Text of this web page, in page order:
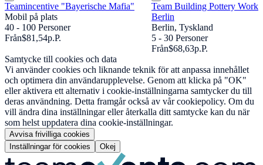
Teamincentive "Bayerische Mafia"
Mobil på plats
40 - 100 Personer
Från$81,54p.P.
Team Building Pottery
Berlin
Berlin, Tyskland
5 - 30 Personer
Från$68,63p.P.
Samtycke till cookies och data
Vi använder cookies och liknande teknik för att anpassa innehållet
och optimera din användarupplevelse. Genom att klicka på "OK"
eller aktivera ett alternativ i cookie-inställningarna samtycker du till
deras användning. Detta framgår också av vår cookiepolicy. Om du
vill ändra dina inställningar eller återkalla ditt samtycke kan du när
som helst uppdatera dina cookie-inställningar.
Avvisa frivilliga cookies
Inställningar för cookies
Okej